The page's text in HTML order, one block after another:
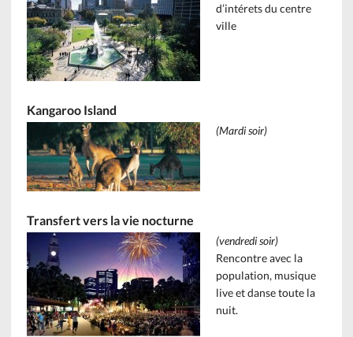
d’intérets du centre
ville
Kangaroo Island
(Mardi soir)
Transfert vers la vie nocturne
(vendredi soir)
Rencontre avec la
population, musique
live et danse toute la
nuit.